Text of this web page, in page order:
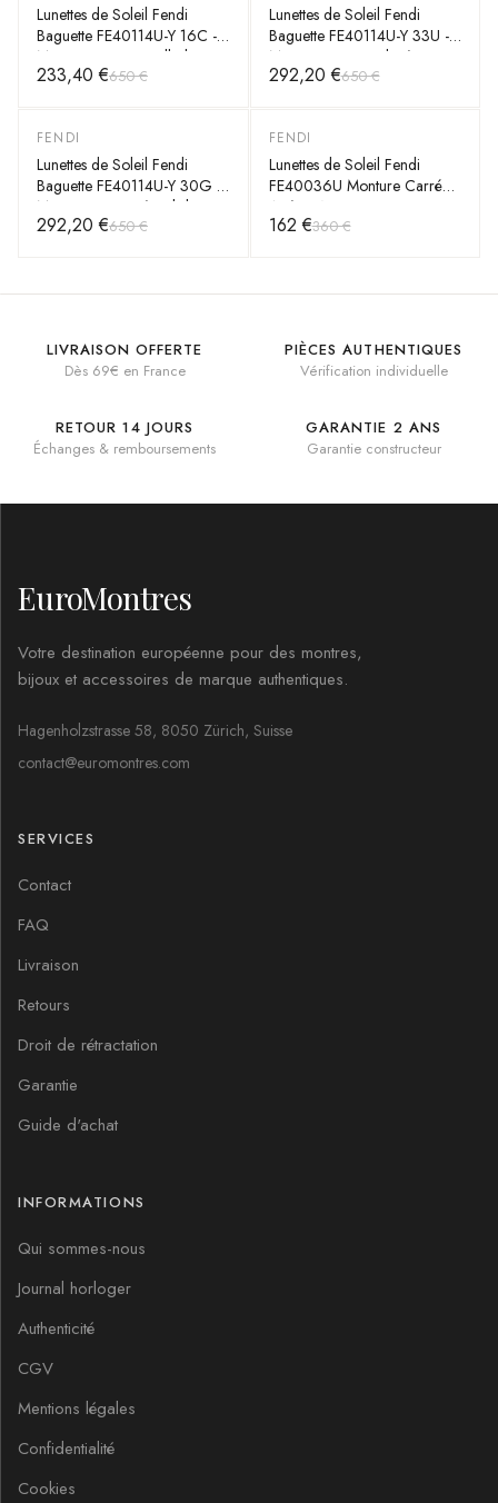
Lunettes de Soleil Fendi
Baguette FE40114U-Y 16C -
Monture Cat-eye Palladium
pour Femme avec Chaîne
233,40 €650 €
Lunettes de Soleil Fendi
Baguette FE40114U-Y 33U -
Monture Cat-eye doré rose
pour Femme
292,20 €650 €
- 55%
FENDI
Lunettes de Soleil Fendi
Baguette FE40114U-Y 30G -
Monture Or Rosé Œil de
Chat pour Femme
292,20 €650 €
- 55 %
FENDI
Lunettes de Soleil Fendi
FE40036U Monture Carrée
Acétate Noire - Femme
162 €360 €
LIVRAISON OFFERTE
Dès 69€ en France
PIÈCES AUTHENTIQUES
Vérification individuelle
RETOUR 14 JOURS
Échanges & remboursements
GARANTIE 2 ANS
Garantie constructeur
EuroMontres
Votre destination européenne pour des montres,
bijoux et accessoires de marque authentiques.
Hagenholzstrasse 58, 8050 Zürich, Suisse
contact@euromontres.com
SERVICES
Contact
FAQ
Livraison
Retours
Droit de rétractation
Garantie
Guide d'achat
INFORMATIONS
Qui sommes-nous
Journal horloger
Authenticité
CGV
Mentions légales
Confidentialité
Cookies